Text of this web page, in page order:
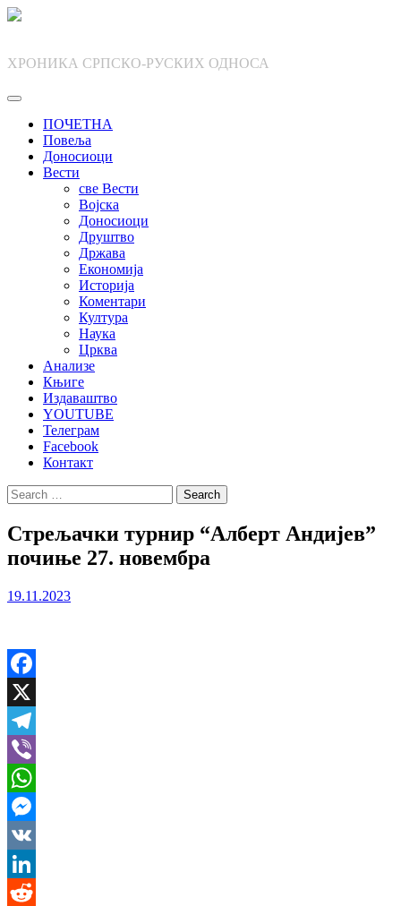
Skip
ХРОНИКА СРПСКО-РУСКИХ ОДНОСА
ПОЧЕТНА
Повеља
Доносиоци
Вести
све Вести
Војска
Доносиоци
Друштво
Држава
Економија
Историја
Коментари
Култура
Наука
Црква
Анализе
Књиге
Издаваштво
YOUTUBE
Телеграм
Facebook
Контакт
Search
for:
Стрељачки турнир “Алберт Андијев”
почиње 27. новембра
19.11.2023
Facebook
X
Telegram
Viber
WhatsApp
Messenger
VK
LinkedIn